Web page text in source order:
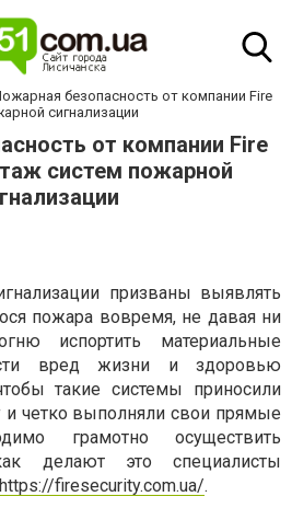
безопасность от компании Fire
сигнализации
от компании Fire
систем пожарной
призваны выявлять
пожара вовремя, не давая ни
испортить материальные
вред жизни и здоровью
такие системы приносили
четко выполняли свои прямые
грамотно осуществить
делают это специалисты
https://firesecurity.com.ua/.